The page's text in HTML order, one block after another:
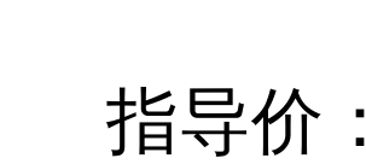
指导价：